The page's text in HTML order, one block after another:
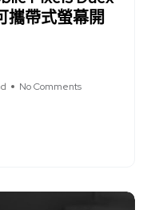
攜帶式螢幕開
No Comments